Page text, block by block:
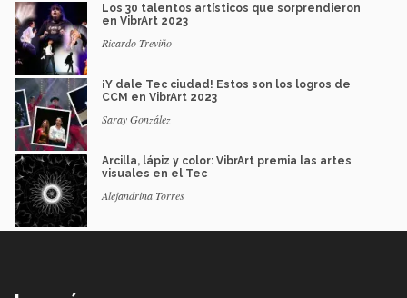
Los 30 talentos artísticos que sorprendieron
en VibrArt 2023
Ricardo Treviño
¡Y dale Tec ciudad! Estos son los logros de
CCM en VibrArt 2023
Saray González
Arcilla, lápiz y color: VibrArt premia las artes
visuales en el Tec
Alejandrina Torres